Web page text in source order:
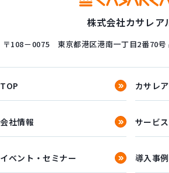
株式会社カサレア
〒108－0075 東京都港区港南一丁目2番70号
TOP カサレ
会社情報 サービス
イベント・セミナー 導入事例